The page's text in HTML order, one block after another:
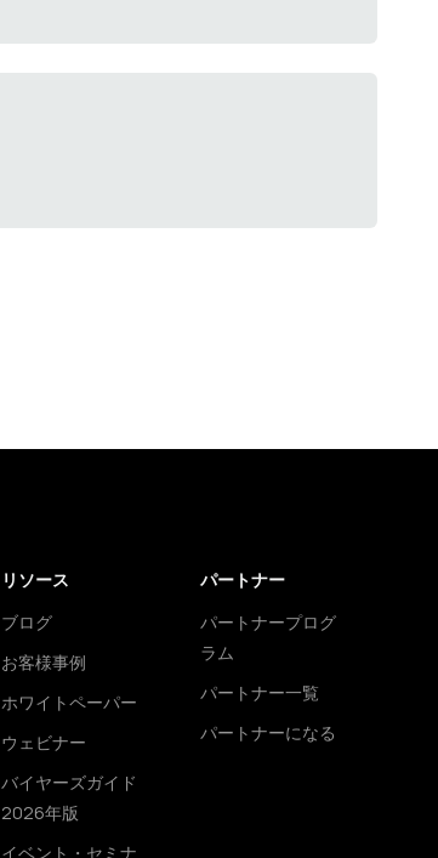
リソース
ブログ
お客様事例
ホワイトペーパー
ウェビナー
バイヤーズガイド
2026年版
イベント・セミナ
パートナー
パートナープログ
ラム
パートナー一覧
パートナーになる